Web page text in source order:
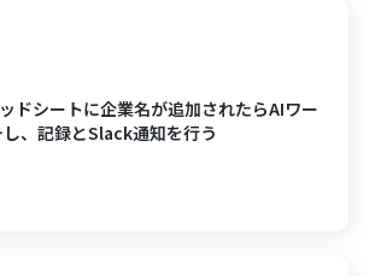
ドシートに企業名が追加されたらAIワー
、記録とSlack通知を行う